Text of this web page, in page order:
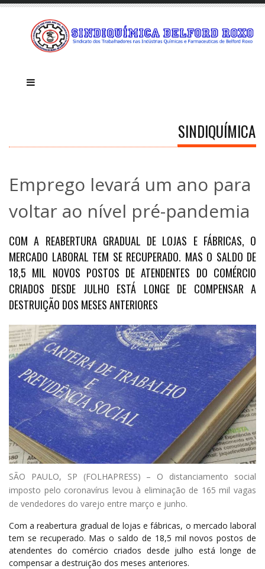
SINDIQUÍMICA
Emprego levará um ano para
voltar ao nível pré-pandemia
COM A REABERTURA GRADUAL DE LOJAS E FÁBRICAS, O
MERCADO LABORAL TEM SE RECUPERADO. MAS O SALDO DE
18,5 MIL NOVOS POSTOS DE ATENDENTES DO COMÉRCIO
CRIADOS DESDE JULHO ESTÁ LONGE DE COMPENSAR A
DESTRUIÇÃO DOS MESES ANTERIORES
SÃO PAULO, SP (FOLHAPRESS) – O distanciamento social
imposto pelo coronavírus levou à eliminação de 165 mil vagas
de vendedores do varejo entre março e junho.
Com a reabertura gradual de lojas e fábricas, o mercado laboral
tem se recuperado. Mas o saldo de 18,5 mil novos postos de
atendentes do comércio criados desde julho está longe de
compensar a destruição dos meses anteriores.